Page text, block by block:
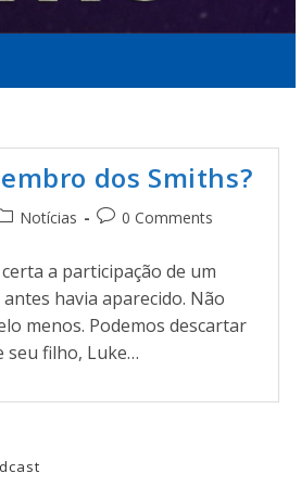
dos Smiths?
Notícias 0 Comments
a participação de um
havia aparecido. Não
menos. Podemos descartar
seu filho, Luke…